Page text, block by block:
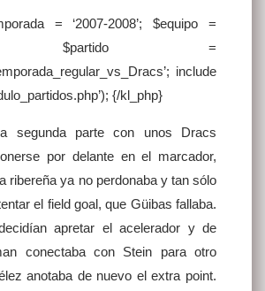
= ‘2007-2008’; $equipo =
$partido =
include
{/kl_php}
segunda parte con unos Dracs
por delante en el marcador,
ribereña ya no perdonaba y tan sólo
el field goal, que Güibas fallaba.
apretar el acelerador y de
conectaba con Stein para otro
anotaba de nuevo el extra point.